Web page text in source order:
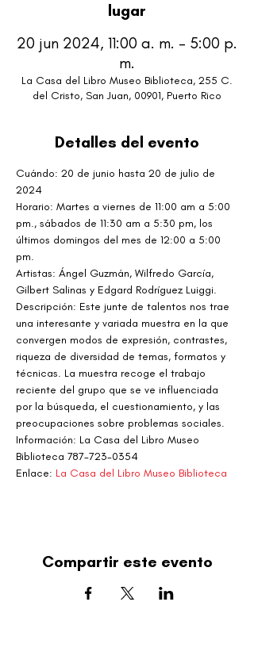
lugar
20 jun 2024, 11:00 a. m. – 5:00 p.
m.
La Casa del Libro Museo Biblioteca, 255 C.
del Cristo, San Juan, 00901, Puerto Rico
Detalles del evento
Cuándo: 20 de junio hasta 20 de julio de
2024
Horario: Martes a viernes de 11:00 am a 5:00
pm., sábados de 11:30 am a 5:30 pm, los
últimos domingos del mes de 12:00 a 5:00
pm.
Artistas: Ángel Guzmán, Wilfredo García,
Gilbert Salinas y Edgard Rodríguez Luiggi.
Descripción: Este junte de talentos nos trae
una interesante y variada muestra en la que
convergen modos de expresión, contrastes,
riqueza de diversidad de temas, formatos y
técnicas. La muestra recoge el trabajo
reciente del grupo que se ve influenciada
por la búsqueda, el cuestionamiento, y las
preocupaciones sobre problemas sociales.
Información: La Casa del Libro Museo
Biblioteca 787-723-0354
Enlace: La Casa del Libro Museo Biblioteca
Compartir este evento